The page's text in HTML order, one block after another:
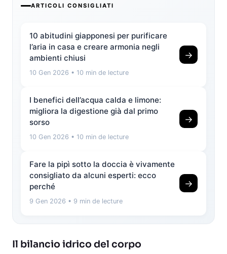
ARTICOLI CONSIGLIATI
10 abitudini giapponesi per purificare
l’aria in casa e creare armonia negli
ambienti chiusi
10 Gen 2026 • 10 min de lecture
→
I benefici dell’acqua calda e limone:
migliora la digestione già dal primo
sorso
10 Gen 2026 • 10 min de lecture
→
Fare la pipì sotto la doccia è vivamente
consigliato da alcuni esperti: ecco
perché
9 Gen 2026 • 9 min de lecture
→
Il bilancio idrico del corpo